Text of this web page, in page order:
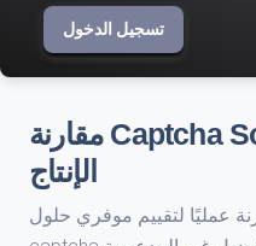
تسجيل الدخول
مقارنة Captcha Solver لفرق أتمتة
الإنتاج
عمليًا لتقييم موفري حلول